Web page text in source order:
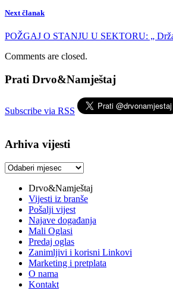
Next članak
POŽGAJ O STANJU U SEKTORU: „
Comments are closed.
Prati Drvo&Namještaj
Subscribe via RSS
Arhiva vijesti
Arhiva
Drvo&Namještaj
Vijesti iz branše
Pošalji vijest
Najave događanja
Mali Oglasi
Predaj oglas
Zanimljivi i korisni Linkovi
Marketing i pretplata
O nama
Kontakt